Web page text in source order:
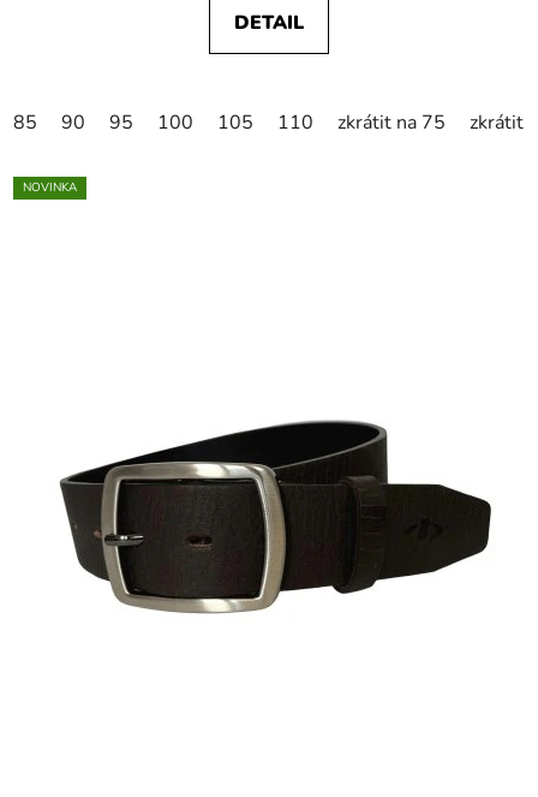
DETAIL
85 90 95 100 105 110 zkrátit na 75 zkrátit
NOVINKA